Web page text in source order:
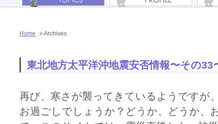
Home » Archives
東北地方太平洋沖地震安否情報〜その33
再び、寒さが襲ってきているようですが
お過ごしでしょうか？どうか、どうか、